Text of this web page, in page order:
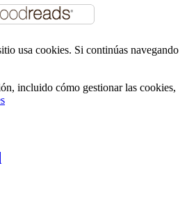
usa cookies. Si continúas navegando
incluido cómo gestionar las cookies,